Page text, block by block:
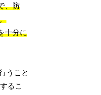
、防
十分に
うこと
るこ